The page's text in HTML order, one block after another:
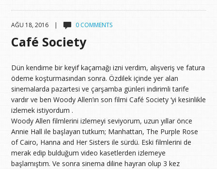
AĞU 18, 2016 | 0 COMMENTS
Café Society
Dün kendime bir keyif kaçamağı izni verdim, alışveriş ve fatura
ödeme koşturmasından sonra. Özdilek içinde yer alan
sinemalarda pazartesi ve çarşamba günleri indirimli tarife
vardır ve ben Woody Allen’ın son filmi Café Society ‘yi kesinlikle
izlemek istiyordum .
Woody Allen filmlerini izlemeyi seviyorum, uzun yıllar önce
Annie Hall ile başlayan tutkum; Manhattan, The Purple Rose
of Cairo, Hanna and Her Sisters ile sürdü. Eski filmlerini de
merak edip bulduğum video kasetlerden izlemeye
başlamıştım. Ve sonra sinema diline hayran olup 3 kez